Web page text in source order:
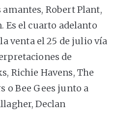
amantes, Robert Plant,
Es el cuarto adelanto
la venta el 25 de julio vía
de
Richie Havens, The
o Bee Gees junto a
Declan